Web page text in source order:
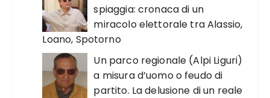
spiaggia: cronaca di un
miracolo elettorale tra Alassio,
Loano, Spotorno
Un parco regionale (Alpi Liguri)
a misura d’uomo o feudo di
partito. La delusione di un reale